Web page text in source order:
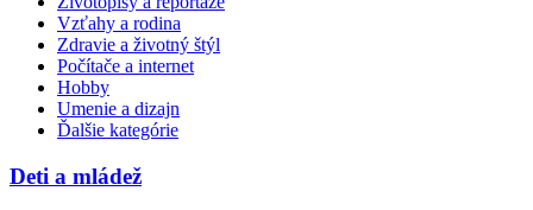
Vzťahy a rodina
Zdravie a životný štýl
Počítače a internet
Hobby
Umenie a dizajn
Ďalšie kategórie
Deti a mládež